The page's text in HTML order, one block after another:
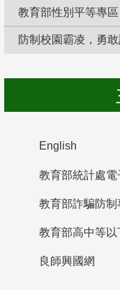
教育部性別平等專區
防制校園霸凌，勇敢
English
教育部詐騙防制
良師興國網